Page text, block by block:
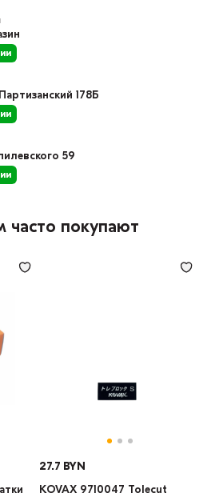
178Б
59
часто покупают
27.7 BYN
KOVAX 9710047 Tolecut